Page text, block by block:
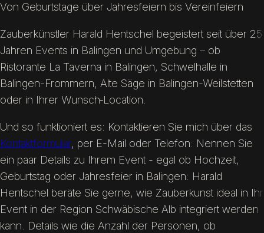
Von Geburtstage über Jahresfeiern bis Vereinfeiern
Zauberkünstler Harald Hentschel begeistert seit über 25
Jahren Events in Balingen und Umgebung – ob
Ristorante La Taverna in Balingen, Schwelhalle in
Balingen-Frommern, Alte Säge in Balingen-Weilstetten
oder in Ihrer Wunsch‑Location.
Und so funktioniert es: Kontaktieren Sie mich über das
Kontaktformular, per E-Mail oder Telefon: Nennen Sie
ein paar Details zu Ihrem Event - egal ob Hochzeit,
Geburtstag oder Jahresfeier in Balingen: Harald
Hentschel beräte Sie gerne, wie Zauberkunst ideal in Ihr
Event in der Region Schwäbische Alb integriert werden
kann. Details wie die Anzahl der Personen, ob